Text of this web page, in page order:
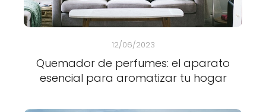
12/06/2023
Quemador de perfumes: el aparato
esencial para aromatizar tu hogar